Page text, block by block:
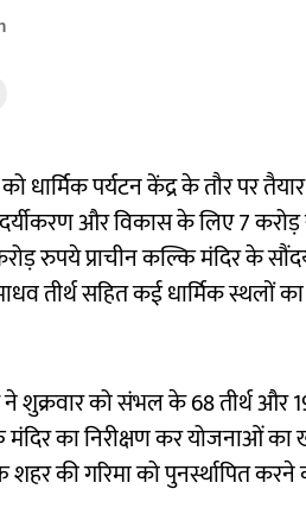
धार्मिक पर्यटन केंद्र के तौर पर
और विकास के लिए 7
रुपये प्राचीन कल्कि मंदिर के
तीर्थ सहित कई धार्मिक स्थलों
शुक्रवार को संभल के 68 तीर्थ और
का निरीक्षण कर योजनाओं का
शहर की गरिमा को पुनर्स्थापित